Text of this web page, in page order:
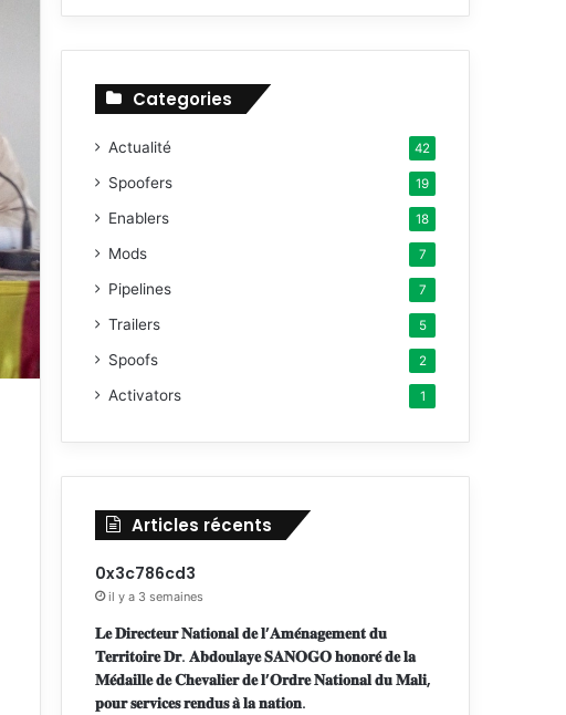
h
Categories
Actualité 42
Spoofers 19
Enablers 18
Mods 7
Pipelines 7
Trailers 5
Spoofs 2
Activators 1
Articles récents
0x3c786cd3
il y a 3 semaines
𝐋𝐞 𝐃𝐢𝐫𝐞𝐜𝐭𝐞𝐮𝐫 𝐍𝐚𝐭𝐢𝐨𝐧𝐚𝐥 𝐝𝐞 𝐥’𝐀𝐦𝐞́𝐧𝐚𝐠𝐞𝐦𝐞𝐧𝐭 𝐝𝐮
𝐓𝐞𝐫𝐫𝐢𝐭𝐨𝐢𝐫𝐞 𝐃𝐫. 𝐀𝐛𝐝𝐨𝐮𝐥𝐚𝐲𝐞 𝐒𝐀𝐍𝐎𝐆𝐎 𝐡𝐨𝐧𝐨𝐫𝐞́ 𝐝𝐞 𝐥𝐚
𝐌𝐞́𝐝𝐚𝐢𝐥𝐥𝐞 𝐝𝐞 𝐂𝐡𝐞𝐯𝐚𝐥𝐢𝐞𝐫 𝐝𝐞 𝐥’𝐎𝐫𝐝𝐫𝐞 𝐍𝐚𝐭𝐢𝐨𝐧𝐚𝐥 𝐝𝐮 𝐌𝐚𝐥𝐢,
𝐩𝐨𝐮𝐫 𝐬𝐞𝐫𝐯𝐢𝐜𝐞𝐬 𝐫𝐞𝐧𝐝𝐮𝐬 𝐚̀ 𝐥𝐚 𝐧𝐚𝐭𝐢𝐨𝐧.